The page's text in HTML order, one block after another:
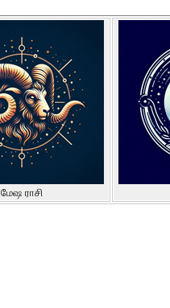
மேஷ ராசி